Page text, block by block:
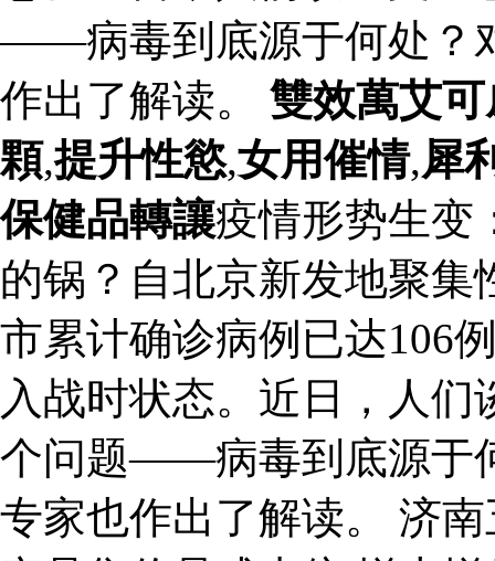
——病毒到底源于何处？
作出了解读。 雙效萬艾可
顆,提升性慾,女用催情,犀
保健品轉讓疫情形势生变
的锅？自北京新发地聚
市累计确诊病例已达106
入战时状态。近日，人
个问题——病毒到底源于
专家也作出了解读。 济